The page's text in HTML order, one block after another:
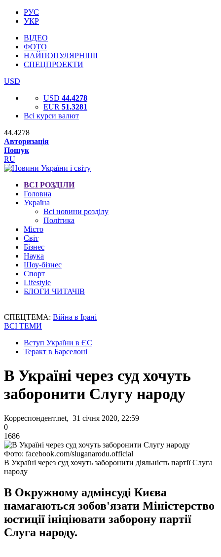
РУС
УКР
ВІДЕО
ФОТО
НАЙПОПУЛЯРНІШІ
СПЕЦПРОЕКТИ
USD
USD 44.4278
EUR 51.3281
Всі курси валют
44.4278
Авторизація
Пошук
RU
ВСІ РОЗДІЛИ
Головна
Україна
Всі новини розділу
Політика
Місто
Світ
Бізнес
Наука
Шоу-бізнес
Спорт
Lifestyle
БЛОГИ ЧИТАЧІВ
СПЕЦТЕМА: Війна в Ірані
ВСІ ТЕМИ
Вступ України в ЄС
Теракт в Барселоні
В Україні через суд хочуть
заборонити Слугу народу
Корреспондент.net, 31 січня 2020, 22:59
0
1686
Фото: facebook.com/sluganarodu.official
В Україні через суд хочуть заборонити діяльність партії Слуга
народу
В Окружному адмінсуді Києва
намагаються зобов'язати Міністерство
юстиції ініціювати заборону партії
Слуга народу.